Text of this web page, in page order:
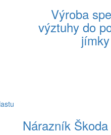
Výroba
výztuhy do
jímky
Nárazník